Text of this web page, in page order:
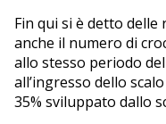
Fin qui si è detto
anche il numero di
allo stesso periodo
all’ingresso dello
35% sviluppato dallo